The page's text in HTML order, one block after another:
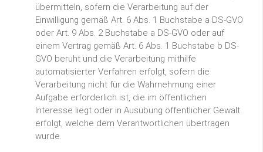
übermitteln, sofern die Verarbeitung auf der
Einwilligung gemäß Art. 6 Abs. 1 Buchstabe a DS-GVO
oder Art. 9 Abs. 2 Buchstabe a DS-GVO oder auf
einem Vertrag gemäß Art. 6 Abs. 1 Buchstabe b DS-
GVO beruht und die Verarbeitung mithilfe
automatisierter Verfahren erfolgt, sofern die
Verarbeitung nicht für die Wahrnehmung einer
Aufgabe erforderlich ist, die im öffentlichen
Interesse liegt oder in Ausübung öffentlicher Gewalt
erfolgt, welche dem Verantwortlichen übertragen
wurde.